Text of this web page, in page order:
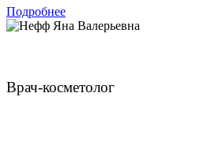
Подробнее
Врач-косметолог